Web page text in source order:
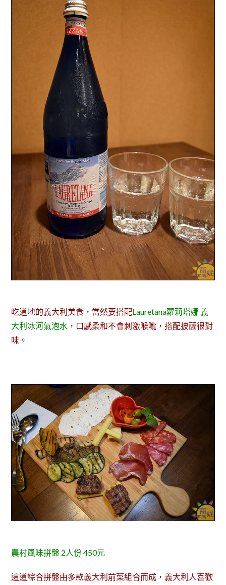
吃道地的義大利美食，當然要搭配Lauretana蘿莉塔娜 義
大利冰河氣泡水 ，口感柔和不會刺激喉嚨，搭配披薩很對
味。
農村風味拼盤 2人份 450元
這道綜合拼盤由多款義大利前菜組合而成，義大利人喜歡